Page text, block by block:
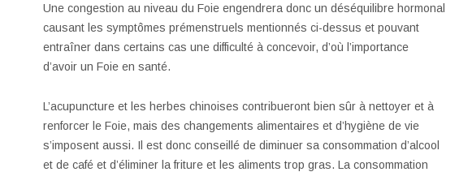
Une congestion au niveau du Foie engendrera donc un déséquilibre hormonal
causant les symptômes prémenstruels mentionnés ci-dessus et pouvant
entraîner dans certains cas une difficulté à concevoir, d’où l’importance
d’avoir un Foie en santé.
L’acupuncture et les herbes chinoises contribueront bien sûr à nettoyer et à
renforcer le Foie, mais des changements alimentaires et d’hygiène de vie
s’imposent aussi. Il est donc conseillé de diminuer sa consommation d’alcool
et de café et d’éliminer la friture et les aliments trop gras. La consommation